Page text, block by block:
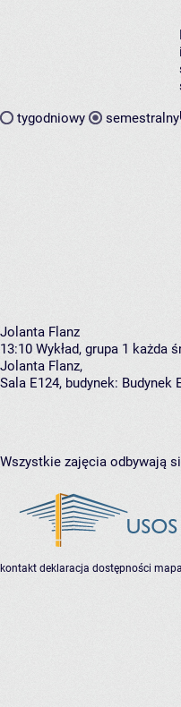
tygodniowy semestralny
Jolanta Flanz
13:10 Wykład, grupa 1 każda
Jolanta Flanz,
Sala E124, budynek: Budynek
Wszystkie zajęcia odbywają
kontakt deklaracja dostępności